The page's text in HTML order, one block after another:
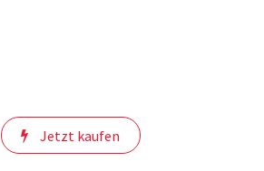
Jetzt kaufen